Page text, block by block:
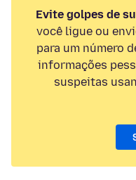
Evite golpes de
você ligue ou
para um número
informações
suspeitas